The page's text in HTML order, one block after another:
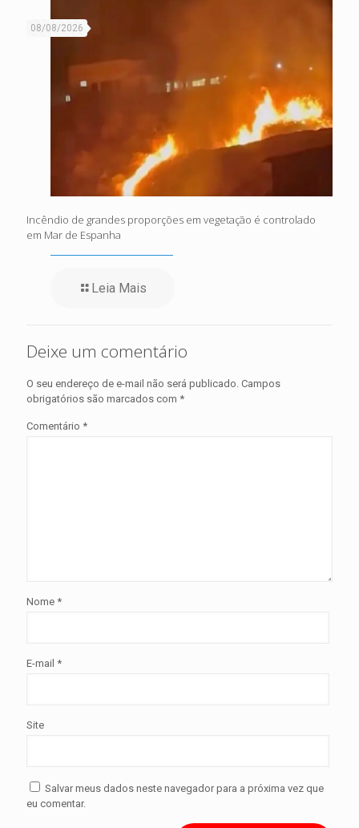
08/08/2026
Incêndio de grandes proporções em vegetação é controlado
em Mar de Espanha
Leia Mais
Deixe um comentário
O seu endereço de e-mail não será publicado. Campos
obrigatórios são marcados com *
Comentário *
Nome *
E-mail *
Site
Salvar meus dados neste navegador para a próxima vez que
eu comentar.